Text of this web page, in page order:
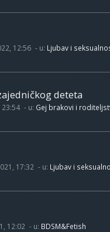
12:56 - u: Ljubav i
deteta
23:54 - u: Gej brakovi i
17:32 - u: Ljubav i
12:02 - u: BDSM&Fetish